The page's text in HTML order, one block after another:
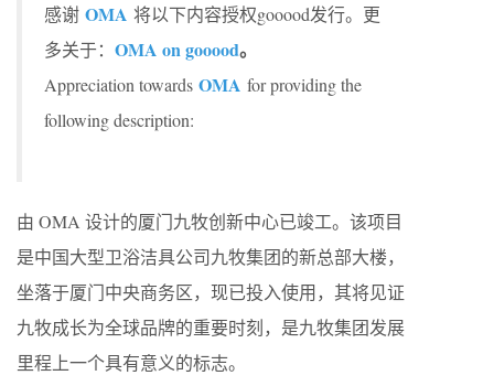
感谢 OMA 将以下内容授权gooood发行。更
多关于： OMA on gooood。
Appreciation towards OMA for providing the
following description:
由 OMA 设计的厦门九牧创新中心已竣工。该项目
是中国大型卫浴洁具公司九牧集团的新总部大楼，
坐落于厦门中央商务区，现已投入使用，其将见证
九牧成长为全球品牌的重要时刻，是九牧集团发展
里程上一个具有意义的标志。